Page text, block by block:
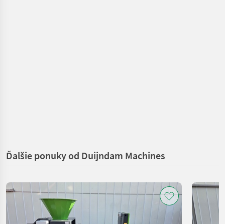
Ďalšie ponuky od Duijndam Machines